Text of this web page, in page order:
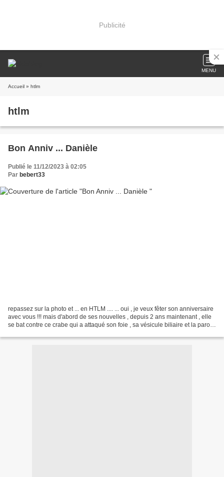
Publicité
MENU
Accueil » htlm
htlm
Bon Anniv ... Danièle
Publié le 11/12/2023 à 02:05
Par bebert33
repassez sur la photo et ... en HTLM .... ... oui , je veux fêter son anniversaire
avec vous !!! mais d'abord de ses nouvelles , depuis 2 ans maintenant , elle
se bat contre ce crabe qui a attaqué son foie , sa vésicule biliaire et la parois